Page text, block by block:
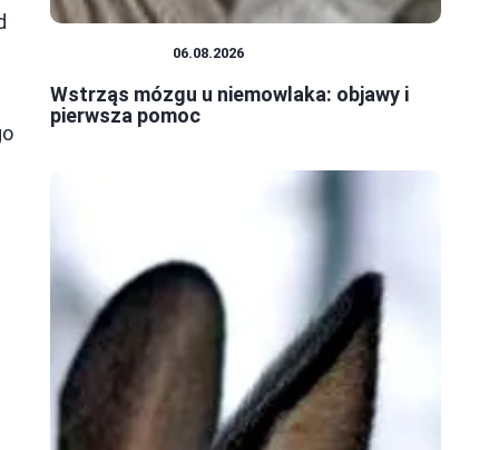
06.08.2026
Wstrząs mózgu u niemowlaka: objawy i
pierwsza pomoc